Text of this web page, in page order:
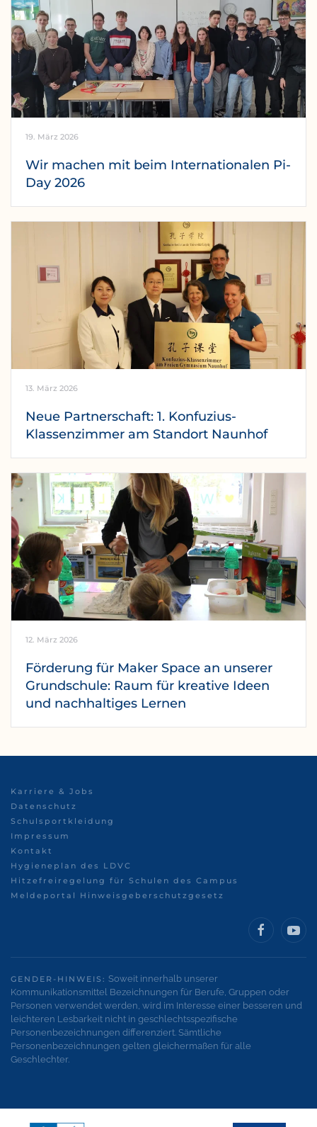
19. März 2026
Wir machen mit beim Internationalen Pi-
Day 2026
13. März 2026
Neue Partnerschaft: 1. Konfuzius-
Klassenzimmer am Standort Naunhof
12. März 2026
Förderung für Maker Space an unserer
Grundschule: Raum für kreative Ideen
und nachhaltiges Lernen
Karriere & Jobs
Datenschutz
Schulsportkleidung
Impressum
Kontakt
Hygieneplan des LDVC
Hitzefreiregelung für Schulen des Campus
Meldeportal Hinweisgeberschutzgesetz
GENDER-HINWEIS: Soweit innerhalb unserer
Kommunikationsmittel Bezeichnungen für Berufe, Gruppen oder
Personen verwendet werden, wird im Interesse einer besseren und
leichteren Lesbarkeit nicht in geschlechtsspezifische
Personenbezeichnungen differenziert. Sämtliche
Personenbezeichnungen gelten gleichermaßen für alle
Geschlechter.